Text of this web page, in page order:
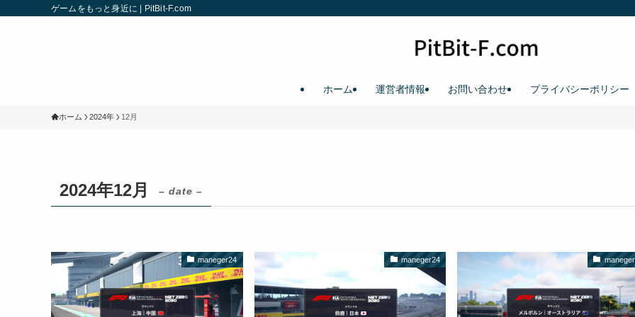
ゲームをもっと身近に | PitBit-F.com
ホーム 運営者情報 お問い合わせ プライバシーポリシー
ホーム 2024年 12月
2024年12月 – date –
maneger24 maneger24